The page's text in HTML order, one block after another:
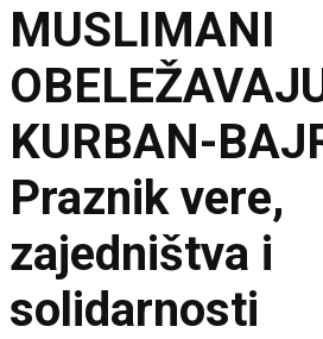
MUSLIMANI
KURBAN-
Praznik vere,
zajedništva i
solidarnosti